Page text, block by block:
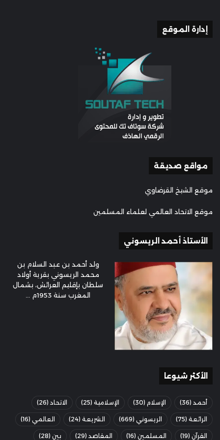
إدارة الموقع
مواقع صديقة
موقع الشيخ القرضاوي
موقع الاتحاد العالمي لعلماء المسلمين
الأستاذ أحمد الريسوني
ولد أحمد بن عبد السلام بن
محمد الريسوني بقرية أولاد
سلطان بإقليم العرائش، بشمال
المغرب سنة 1953م ...
الأكثر شيوعا
أحمد (36) الإسلام (30) الإسلامية (25) الاتحاد (26)
الرائعة (75) الريسوني (669) الشريعة (24) العالمي (16)
القرآن (19) المسلمين (16) المقاصد (29) بين (28)